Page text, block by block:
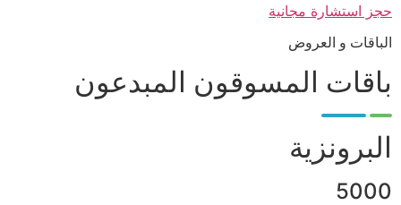
حجز استشارة مجانية
الباقات و العروض
باقات المسوقون المبدعون
البرونزية
5000